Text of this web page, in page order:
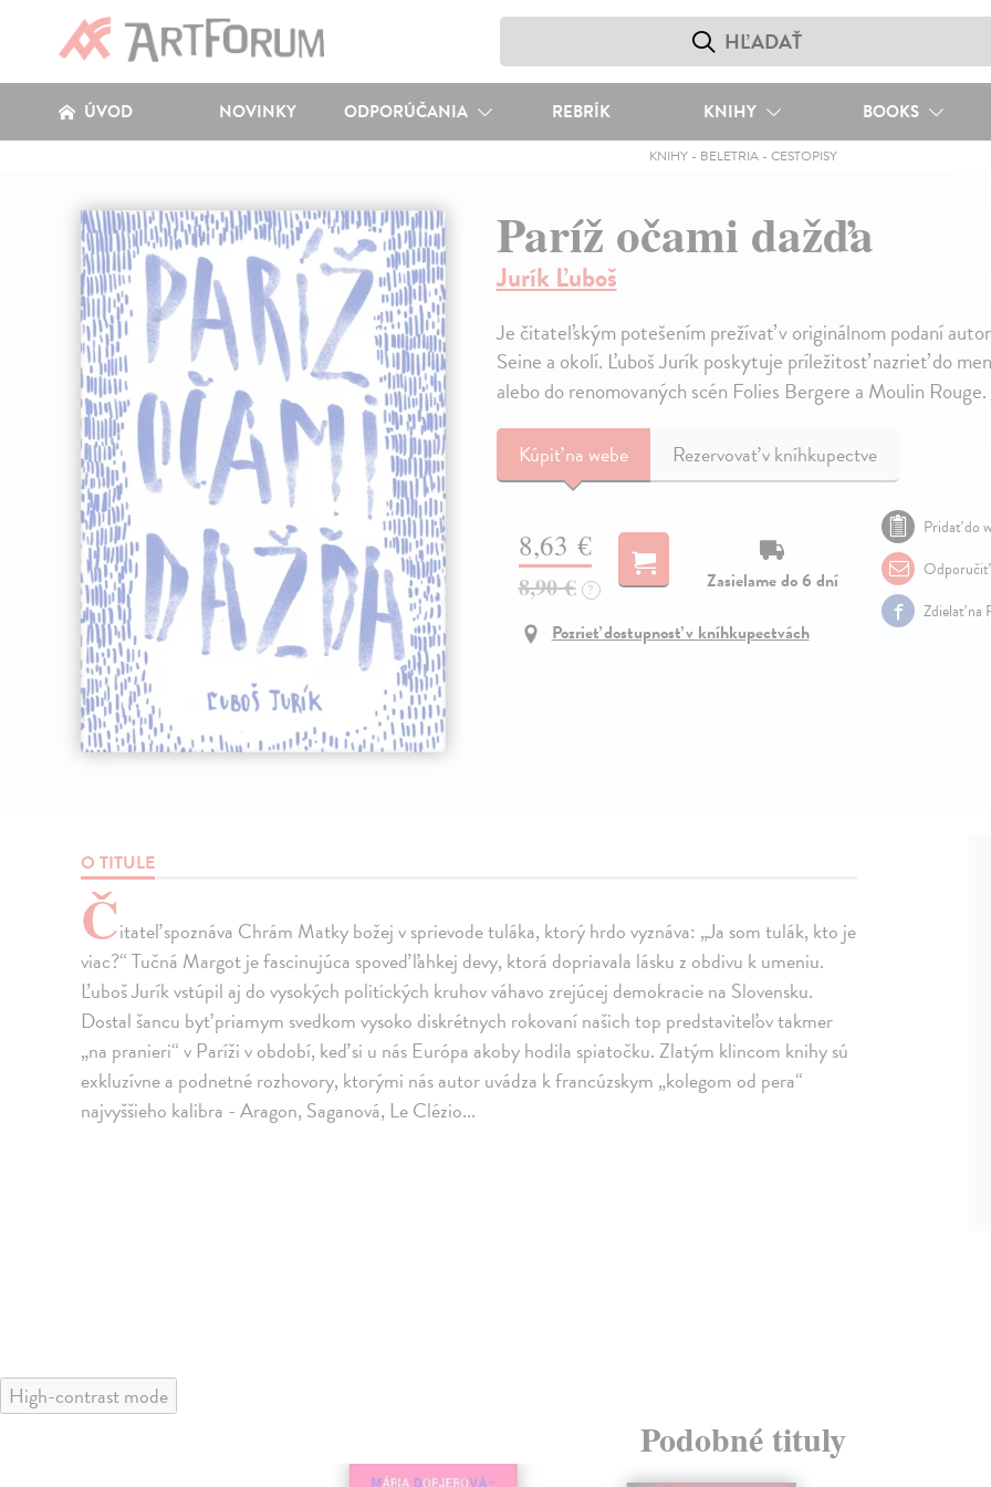
ÚVOD NOVINKY ODPORÚČANIA REBRÍK KNIHY BOOKS
KNIHY- BELETRIA- CESTOPISY
Paríž očami dažďa
Jurík Ľuboš
Je čitateľským potešením prežívať v originálnom podaní
Seine a okolí. Ľuboš Jurík poskytuje príležitosť nazrieť do
alebo do renomovaných scén Folies Bergere a Moulin Rouge.
Kúpiťna webe Rezervovať v kníhkupectve
8,63 €
8,90 € ?
Zasielame do 6 dní
Pozrieť dostupnosť v kníhkupectvách
Pridať do
Odporučiť
Zdielať na
O TITULE
Čitateľ spoznáva Chrám Matky božej v sprievode tuláka, ktorý hrdo vyznáva: „Ja som tulák, kto je
viac?“ Tučná Margot je fascinujúca spoveď ľahkej devy, ktorá dopriavala lásku z obdivu k umeniu.
Ľuboš Jurík vstúpil aj do vysokých politických kruhov váhavo zrejúcej demokracie na Slovensku.
Dostal šancu byť priamym svedkom vysoko diskrétnych rokovaní našich top predstaviteľov takmer
„na pranieri“ v Paríži v období, keď si u nás Európa akoby hodila spiatočku. Zlatým klincom knihy sú
exkluzívne a podnetné rozhovory, ktorými nás autor uvádza k francúzskym „kolegom od pera“
najvyššieho kalibra - Aragon, Saganová, Le Clézio...
High-contrast mode
Podobné tituly